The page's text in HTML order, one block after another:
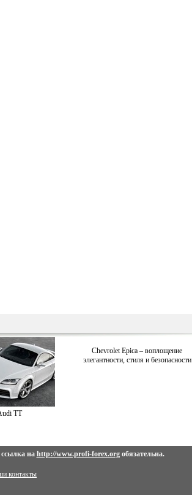
TT
Chevrolet Epica – воплощение
элегантности, стиля и безопасности
ссылка на http://www.profi-forex.orgобязательна.
контакты